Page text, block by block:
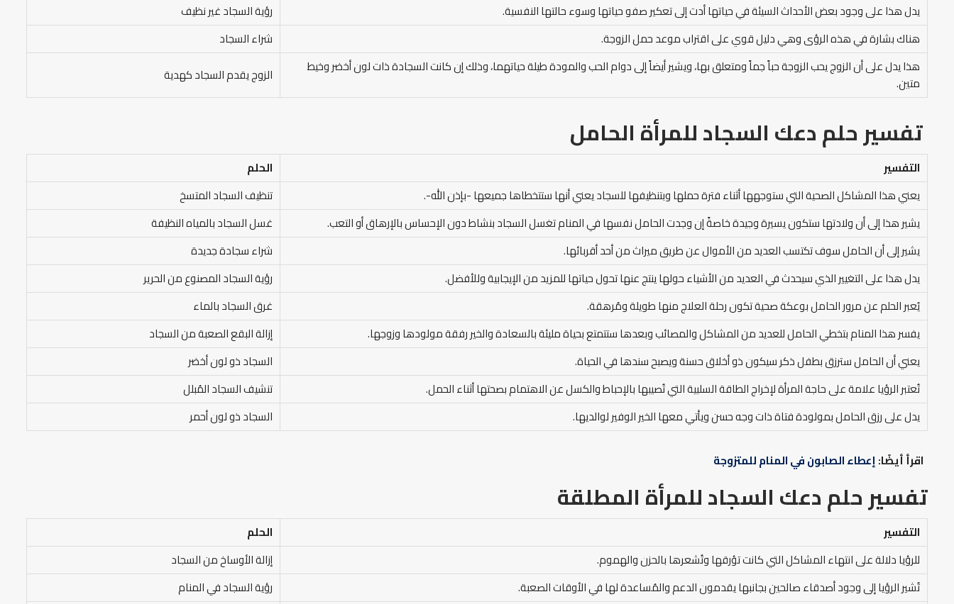
يدل هذا على وجود بعض الأحداث السيئة في حياتها أدت إلى تعكير صفو حياتها وسوء حالتها النفسية.
رؤية السجاد غير نظيف
هناك بشارة في هذه الرؤى وهي دليل قوي على اقتراب موعد حمل الزوجة.
شراء السجاد
هذا يدل على أن الزوج يحب الزوجة حباً جماً ومتعلق بها، ويشير أيضاً إلى دوام الحب والمودة طيلة حياتهما، وذلك إن كانت السجادة ذات لون أخضر وخيط
متين.
الزوج يقدم السجاد كهدية
تفسير حلم دعك السجاد للمرأة الحامل
التفسير
الحلم
يعني هذا المشاكل الصحية التي ستوجهها أثناء فترة حملها وبتنظيفها للسجاد يعني أنها ستتخطاها جميعها -بإذن الله-.
تنظيف السجاد المتسخ
يشير هذا إلى أن ولادتها ستكون يسيرة وجيدة خاصةً إن وجدت الحامل نفسها في المنام تغسل السجاد بنشاط دون الإحساس بالإرهاق أو التعب.
غسل السجاد بالمياه النظيفة
يشير إلى أن الحامل سوف تكتسب العديد من الأموال عن طريق ميراث من أحد أقربائها.
شراء سجادة جديدة
يدل هذا على التغيير الذي سيحدث في العديد من الأشياء حولها ينتج عنها تحول حياتها للمزيد من الإيجابية وللأفضل.
رؤية السجاد المصنوع من الحرير
يُعبر الحلم عن مرور الحامل بوعكة صحية تكون رحلة العلاج منها طويلة ومُرهقة.
غرق السجاد بالماء
يفسر هذا المنام بتخطي الحامل للعديد من المشاكل والمصائب وبعدها ستتمتع بحياة مليئة بالسعادة والخير رفقة مولودها وزوجها.
إزالة البقع الصعبة من السجاد
يعني أن الحامل سترزق بطفل ذكر سيكون ذو أخلاق حسنة ويصبح سندها في الحياة.
السجاد ذو لون أخضر
تُعتبر الرؤيا علامة على حاجة المرأة لإخراج الطاقة السلبية التي تُصيبها بالإحباط والكسل عن الاهتمام بصحتها أثناء الحمل.
تنشيف السجاد المُبلل
يدل على رزق الحامل بمولودة فتاة ذات وجه حسن ويأتي معها الخير الوفير لوالديها.
السجاد ذو لون أحمر
اقرأ أيضًا:إعطاء الصابون في المنام للمتزوجة
تفسير حلم دعك السجاد للمرأة المطلقة
التفسير
الحلم
للرؤيا دلالة على انتهاء المشاكل التي كانت تؤرقها وتُشعرها بالحزن والهموم.
إزالة الأوساخ من السجاد
تُشير الرؤيا إلى وجود أصدقاء صالحين بجانبها يقدمون الدعم والمُساعدة لها في الأوقات الصعبة.
رؤية السجاد في المنام